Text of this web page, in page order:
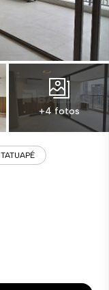
+4 fotos
TATUAPÉ